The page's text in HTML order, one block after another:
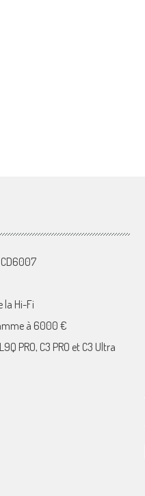
la Hi-Fi
à 6000 €
PRO, C3 PRO et C3 Ultra